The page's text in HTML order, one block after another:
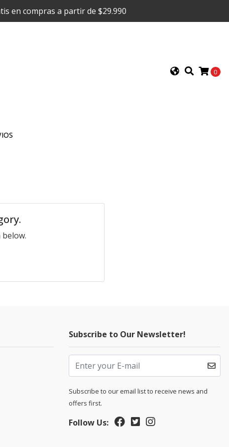
en compras a partir de $29.990
0
Subscribe to Our Newsletter!
Subscribe to our email list to receive news and
offers first.
Follow Us: